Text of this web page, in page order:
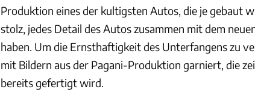
Produktion eines der kultigsten Autos, die je gebaut
stolz, jedes Detail des Autos zusammen mit dem
haben. Um die Ernsthaftigkeit des Unterfangens zu
mit Bildern aus der Pagani-Produktion garniert, die
bereits gefertigt wird.